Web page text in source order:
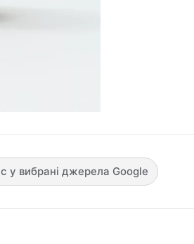
у вибрані джерела Google